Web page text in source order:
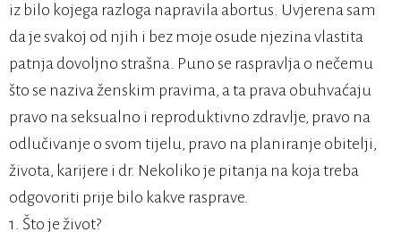
iz bilo kojega razloga napravila abortus. Uvjerena sam
da je svakoj od njih i bez moje osude njezina vlastita
patnja dovoljno strašna. Puno se raspravlja o nečemu
što se naziva ženskim pravima, a ta prava obuhvaćaju
pravo na seksualno i reproduktivno zdravlje, pravo na
odlučivanje o svom tijelu, pravo na planiranje obitelji,
života, karijere i dr. Nekoliko je pitanja na koja treba
odgovoriti prije bilo kakve rasprave.
1. Što je život?